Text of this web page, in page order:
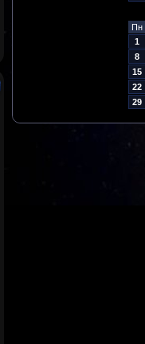
Пн
1
8
15
22
29